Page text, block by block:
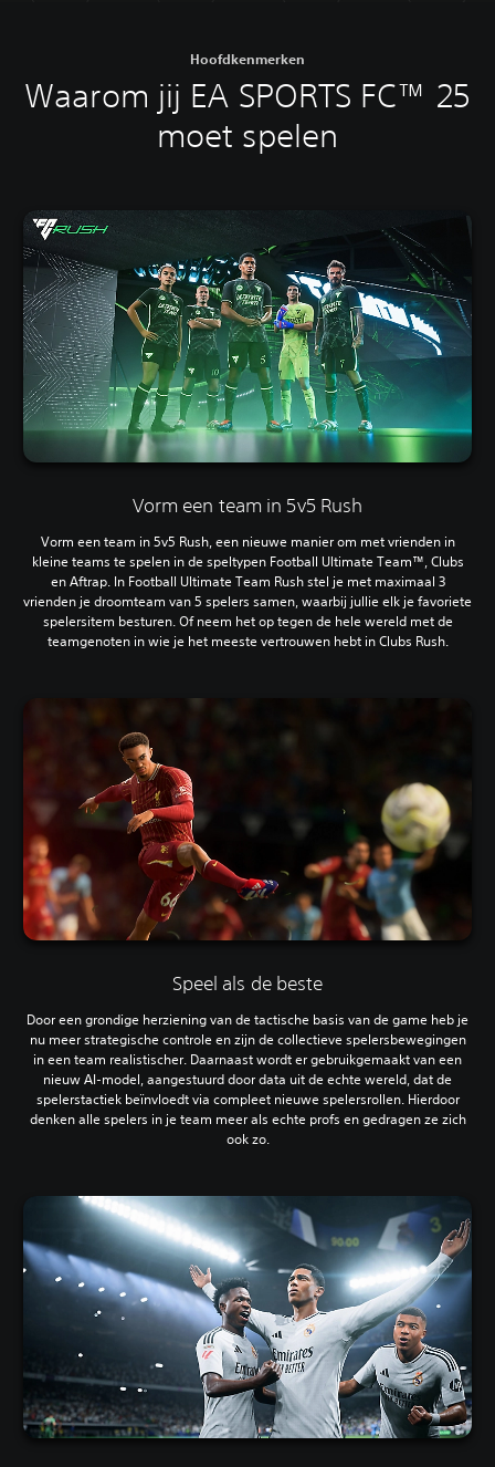
Hoofdkenmerken
Waarom jij EA SPORTS FC™ 25
moet spelen
Vorm een team in 5v5 Rush
Vorm een team in 5v5 Rush, een nieuwe manier om met vrienden in
kleine teams te spelen in de speltypen Football Ultimate Team™, Clubs
en Aftrap. In Football Ultimate Team Rush stel je met maximaal 3
vrienden je droomteam van 5 spelers samen, waarbij jullie elk je favoriete
spelersitem besturen. Of neem het op tegen de hele wereld met de
teamgenoten in wie je het meeste vertrouwen hebt in Clubs Rush.
Speel als de beste
Door een grondige herziening van de tactische basis van de game heb je
nu meer strategische controle en zijn de collectieve spelersbewegingen
in een team realistischer. Daarnaast wordt er gebruikgemaakt van een
nieuw AI-model, aangestuurd door data uit de echte wereld, dat de
spelerstactiek beïnvloedt via compleet nieuwe spelersrollen. Hierdoor
denken alle spelers in je team meer als echte profs en gedragen ze zich
ook zo.